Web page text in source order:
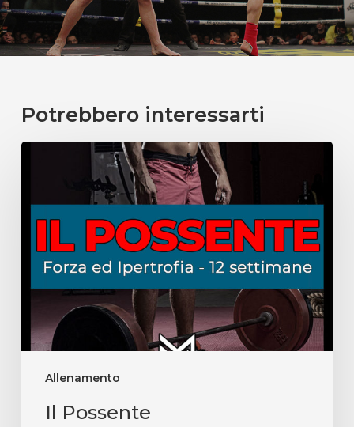
Potrebbero interessarti
Allenamento
Il Possente